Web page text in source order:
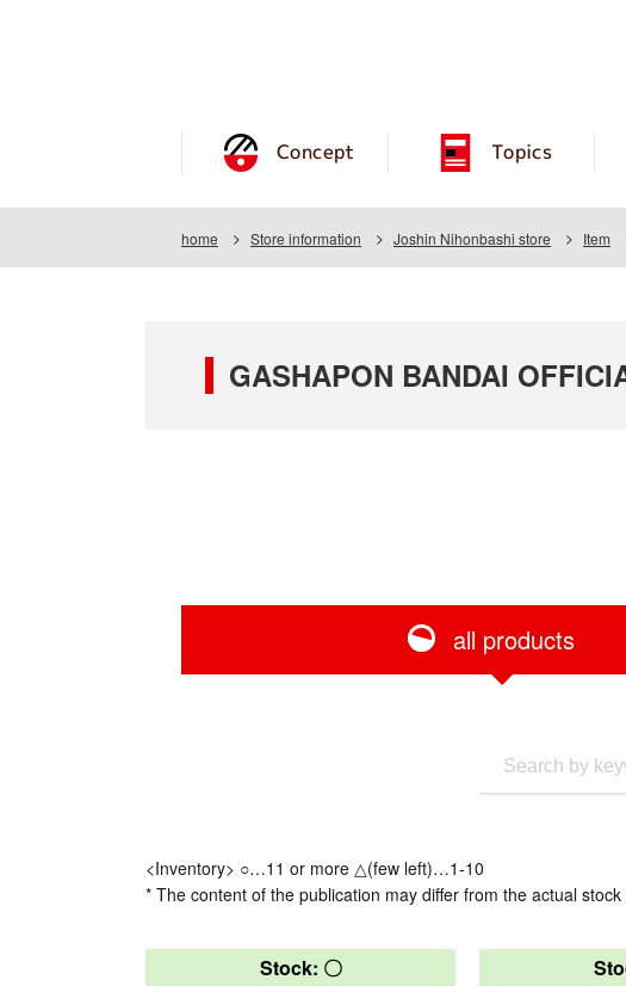
Concept Topics
home Store information Joshin Nihonbashi store Item
GASHAPON BANDAI
all products
<Inventory> ○…11 or more △(few left)…1-10
* The content of the publication may differ from the actual
Stock: 〇